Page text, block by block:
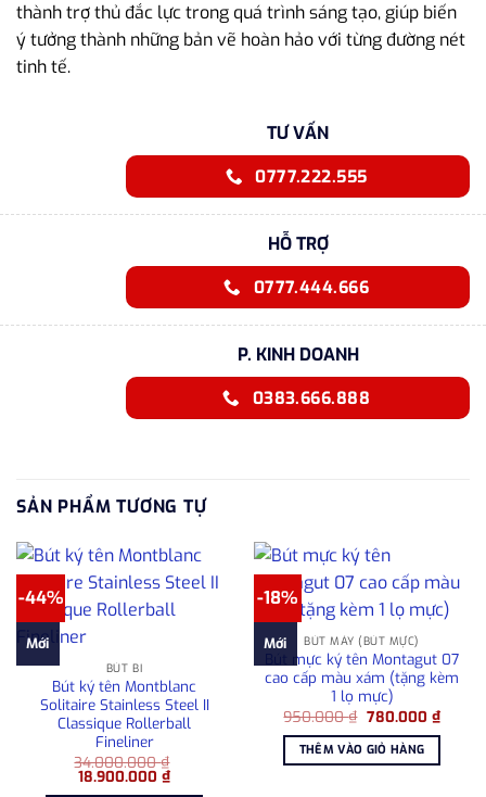
thành trợ thủ đắc lực trong quá trình sáng tạo, giúp biến
ý tưởng thành những bản vẽ hoàn hảo với từng đường nét
tinh tế.
TƯ VẤN
0777.222.555
HỖ TRỢ
0777.444.666
P. KINH DOANH
0383.666.888
SẢN PHẨM TƯƠNG TỰ
-44%
Mới
BÚT BI
Bút ký tên Montblanc
Solitaire Stainless Steel II
Classique Rollerball
Fineliner
34.000.000₫
Giá
18.900.000 ₫Giá
hiện
-18%
Mới BÚT MÁY (BÚT MỰC)
Bút mực ký tên Montagut 07
cao cấp màu xám (tặng kèm
1 lọ mực)
950.000₫ Giá
là:
950.000 ₫.
780.000 ₫Giá
hiện
THÊM VÀO GIỎ HÀNG